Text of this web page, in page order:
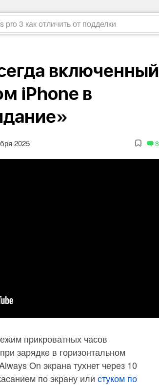
включенный
iPhone в
2025 8
прикроватных часов
зарядке в горизонтальном
On экрана тухнет через 10
по экрану или стуком по